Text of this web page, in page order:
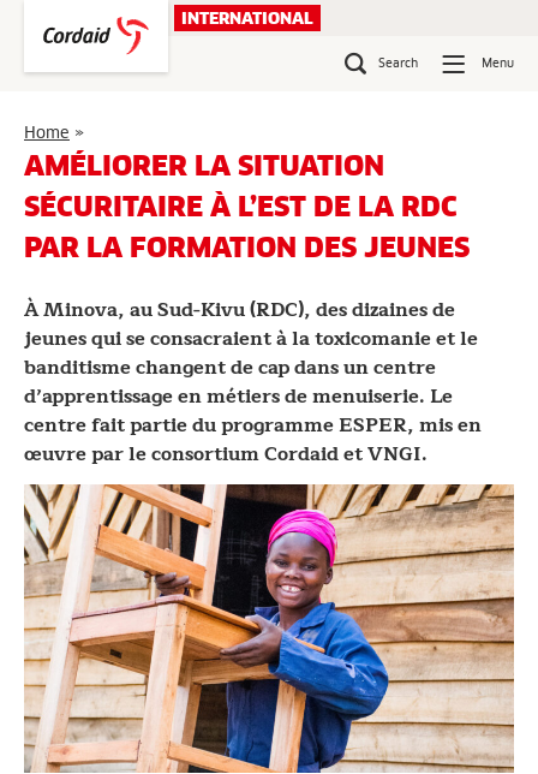
content
INTERNATIONAL
Search Menu
Home »Améliorer
la
situation
sécuritaire
l’est
par
la
formation
des
jeunes
AMÉLIORER LA SITUATION
SÉCURITAIRE À L’EST DE LA RDC
PAR LA FORMATION DES JEUNES
À Minova, au Sud-Kivu (RDC), des dizaines de
jeunes qui se consacraient à la toxicomanie et le
banditisme changent de cap dans un centre
d’apprentissage en métiers de menuiserie. Le
centre fait partie du programme ESPER, mis en
œuvre par le consortium Cordaid et VNGI.